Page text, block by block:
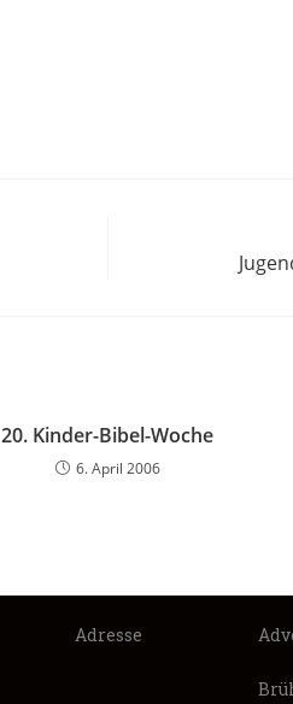
20. Kinder-Bibel-Woche
6. April 2006
Adresse